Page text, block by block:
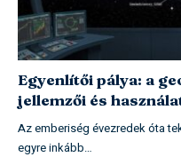
Egyenlítői pálya: a
jellemzői és
Az emberiség évezredek óta
egyre inkább…